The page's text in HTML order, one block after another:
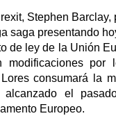
Stephen
saga presentando
de ley de la Unión
modificaciones por
consumará la
el
Europeo.